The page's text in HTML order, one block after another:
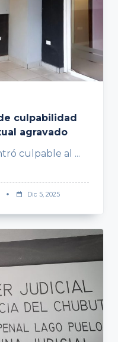
culpabilidad
agravado
culpable al ...
Dic 5, 2025